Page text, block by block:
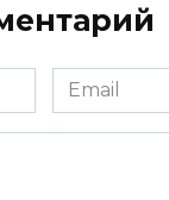
Email
*